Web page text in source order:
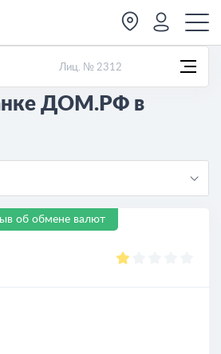
Лиц. № 2312
ДОМ.РФ в
об обмене валют